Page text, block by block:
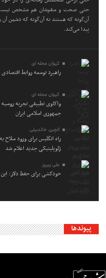
حتی صحت و سقم‌شان هم مشخص نیست
آن‌گونه که هستند نه آن‌گونه که دشمن
پیدا می‌کند.
کیوان محله ای
راهبرد توسعه روابط
کیوان محله ای
واکاوی تطبیقی تجربه
جمهوری اسلامی ایران
الچین خالدبیلی
راه انگلیس برای ورود سلاح
ژئوپلیتیکی جدید اعلام شد
علی پیروز
خودکشی برای حفظ دلار: این
پیوندها